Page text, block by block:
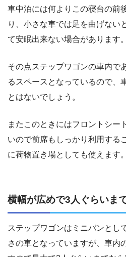
車中泊には何よりこの寝台の前
り、小さな車では足を曲げない
て安眠出来ない場合があります。
その点ステップワゴンの車内で
るスペースとなっているので、
とはないでしょう。
またこのときにはフロントシー
いので前席もしっかり利用する
に荷物置き場としても使えます。
横幅が広めで3人ぐらいま
ステップワゴンはミニバンとし
さの車となっていますが、車内